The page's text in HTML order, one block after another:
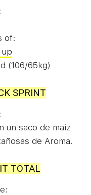
of:
up
(106/65kg)
SPRINT
un saco de maíz
de Aroma.
TOTAL